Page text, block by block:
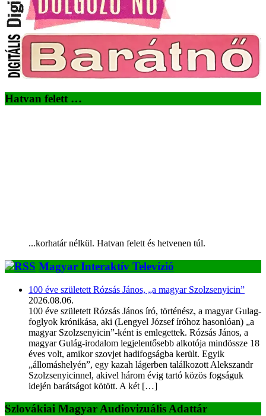
Hatvan felett …
...korhatár nélkül. Hatvan felett és hetvenen túl.
Magyar Interaktív Televízió
100 éve született Rózsás János, „a magyar Szolzsenyicin”
2026.08.06.
100 éve született Rózsás János író, történész, a magyar Gulag-
foglyok krónikása, aki (Lengyel József íróhoz hasonlóan) „a
magyar Szolzsenyicin”-ként is emlegettek. Rózsás János, a
magyar Gulág-irodalom legjelentősebb alkotója mindössze 18
éves volt, amikor szovjet hadifogságba került. Egyik
„állomáshelyén”, egy kazah lágerben találkozott Alekszandr
Szolzsenyicinnel, akivel három évig tartó közös fogságuk
idején barátságot kötött. A két […]
Szlovákiai Magyar Audiovizuális Adattár